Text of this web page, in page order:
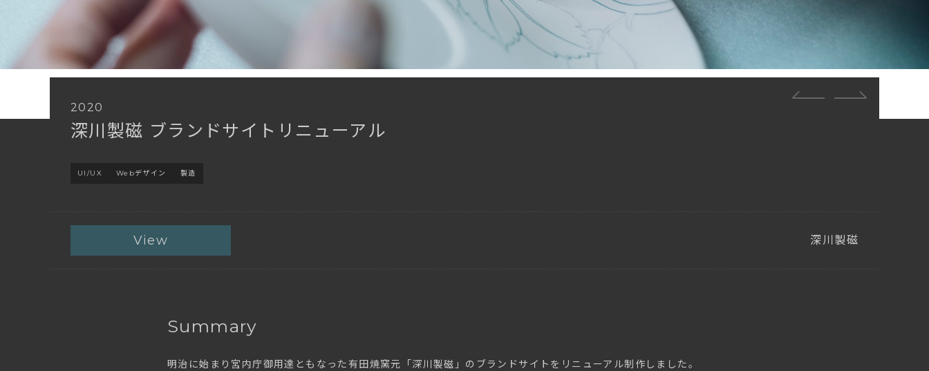
2020
深川製磁 ブランドサイトリニューアル
UI/UX Webデザイン 製造
View 深川製磁
Summary
明治に始まり宮内庁御用達ともなった有田焼窯元「深川製磁」のブランドサイトをリニューアル制作しました。